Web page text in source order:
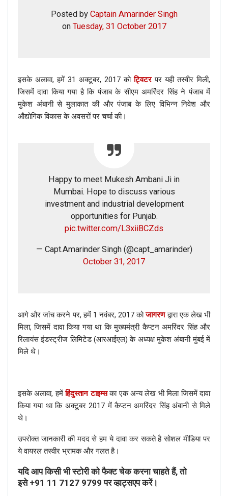
Posted by Captain Amarinder Singh
on Tuesday, 31 October 2017
इसके अलावा, हमें 31 अक्टूबर, 2017 कोट्विटरपर यही तस्वीर मिली,
जिसमें दावा किया गया है कि पंजाब के सीएम अमरिंदर सिंह ने पंजाब में
मुकेश अंबानी से मुलाकात की और पंजाब के लिए विभिन्न निवेश और
औद्योगिक विकास के अवसरों पर चर्चा की।
Happy to meet Mukesh Ambani Ji in
Mumbai. Hope to discuss various
investment and industrial development
opportunities for Punjab.
pic.twitter.com/L3xiiBCZds
— Capt.Amarinder Singh (@capt_amarinder)
October 31, 2017
आगे और जांच करने पर, हमें 1 नवंबर, 2017 कोजागरण द्वारा एक लेख भी
मिला, जिसमें दावा किया गया था कि मुख्यमंत्री कैप्टन अमरिंदर सिंह और
रिलायंस इंडस्ट्रीज लिमिटेड (आरआईएल) के अध्यक्ष मुकेश अंबानी मुंबई में
मिले थे।
इसके अलावा, हमेंहिंदुस्तान टाइम्स का एक अन्य लेख भी मिला जिसमें दावा
किया गया था कि अक्टूबर 2017 में कैप्टन अमरिंदर सिंह अंबानी से मिले
थे।
उपरोक्त जानकारी की मदद से हम ये दावा कर सकते है सोशल मीडिया पर
ये वायरल तस्वीर भ्रामक और गलत है।
यदि आप किसी भी स्टोरी को फैक्ट चेक करना चाहते हैं, तो
इसे+91 11 7127 9799पर व्हाट्सएप करें।